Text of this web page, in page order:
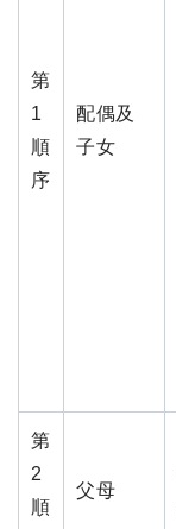
第
1
順
序
配偶及
子女
第
2
順
父母